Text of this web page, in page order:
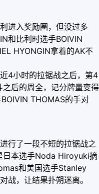
进入奖励圈，但没过多
和比利时选手BOIVIN
HYONGIN拿着的AK不
4小时的拉锯战之后，第4
后的周全，记分牌量变得
THOMAS的手对
行了一段不短的拉锯战之
日本选手Noda Hiroyuki摘
和美国选手Stanley
战，让结果扑朔迷离。